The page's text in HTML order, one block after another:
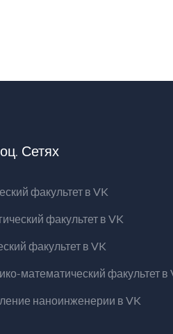
Сетях
факультет в VK
факультет в VK
факультет в VK
математический факультет в
наноинженерии в VK